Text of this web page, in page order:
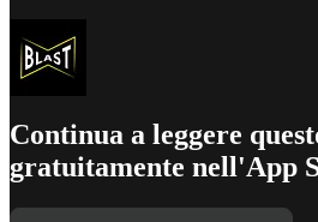
Continua a leggere
gratuitamente nell'App